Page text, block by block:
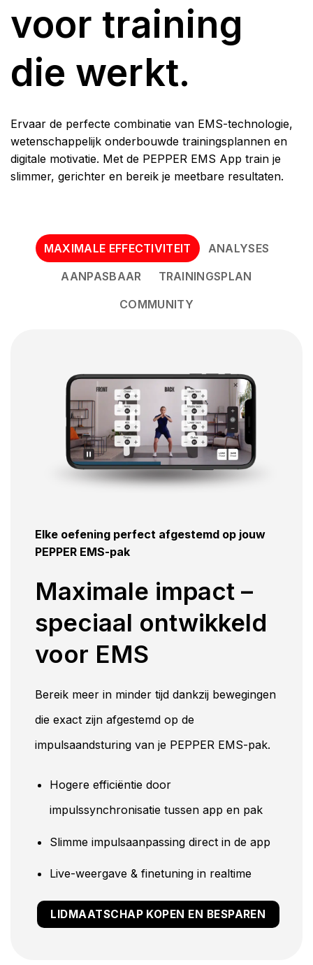
voor training
die werkt.
Ervaar de perfecte combinatie van EMS-technologie,
wetenschappelijk onderbouwde trainingsplannen en
digitale motivatie. Met de PEPPER EMS App train je
slimmer, gerichter en bereik je meetbare resultaten.
MAXIMALE EFFECTIVITEIT
ANALYSES
AANPASBAAR
TRAININGSPLAN
COMMUNITY
Elke oefening perfect afgestemd op jouw
PEPPER EMS-pak
Maximale impact –
speciaal ontwikkeld
voor EMS
Bereik meer in minder tijd dankzij bewegingen
die exact zijn afgestemd op de
impulsaandsturing van je PEPPER EMS-pak.
Hogere efficiëntie door
impulssynchronisatie tussen app en pak
Slimme impulsaanpassing direct in de app
Live-weergave & finetuning in realtime
LIDMAATSCHAP KOPEN EN BESPAREN